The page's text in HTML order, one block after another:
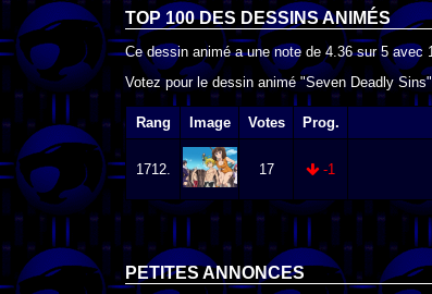
TOP 100 DES DESSINS ANIMÉS
Ce dessin animé a une note de 4.36sur5 avec
Votez pour le dessin animé "Seven Deadly
Rang Image Votes Prog.
1712. 17 -1
PETITES ANNONCES